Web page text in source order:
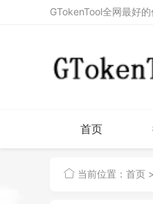
GTokenTool全网最好
首页
当前位置： 首页